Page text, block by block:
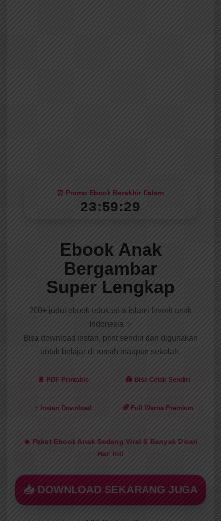
⏰ Promo Ebook Berakhir Dalam
23:59:27
Ebook Anak
Bergambar
Super Lengkap
200+ judul ebook edukasi & islami favorit anak
Indonesia ✨
Bisa download instan, print sendiri dan digunakan
untuk belajar di rumah maupun sekolah.
📄 PDF Printable 🖨️ Bisa Cetak Sendiri
⚡ Instan Download 🌈 Full Warna Premium
🔥 Paket Ebook Anak Sedang Viral & Banyak Dicari
Hari Ini!
📥 DOWNLOAD SEKARANG JUGA